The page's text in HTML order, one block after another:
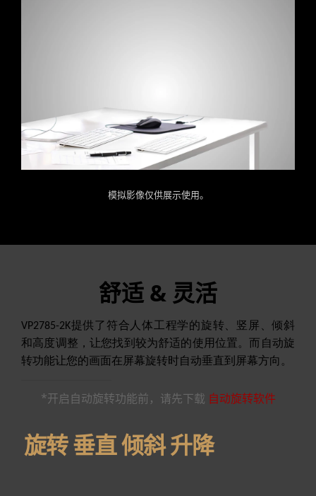
模拟影像仅供展示使用。
舒适 & 灵活
VP2785-2K提供了符合人体工程学的旋转、竖屏、倾斜
和高度调整，让您找到较为舒适的使用位置。而自动旋
转功能让您的画面在屏幕旋转时自动垂直到屏幕方向。
*开启自动旋转功能前，请先下载 自动旋转软件
旋转 垂直 倾斜 升降